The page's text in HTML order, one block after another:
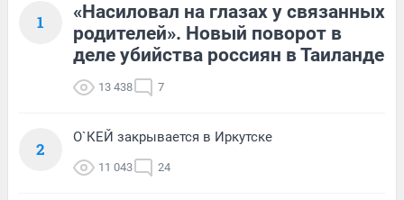
1
«Насиловал на глазах у связанных
родителей». Новый поворот в
деле убийства россиян в Таиланде
13 438 7
2
О`КЕЙ закрывается в Иркутске
11 043 24